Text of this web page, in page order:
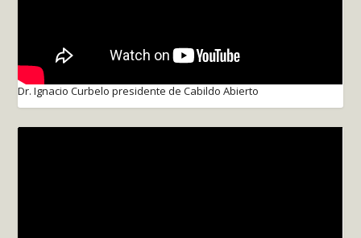
Dr. Ignacio Curbelo presidente de Cabildo Abierto